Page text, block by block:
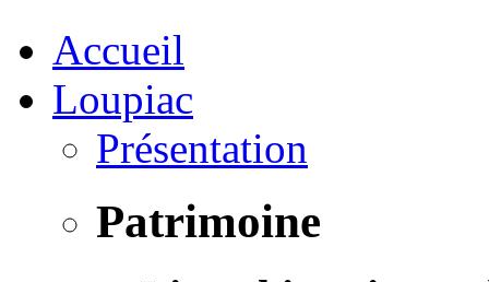
Accueil
Loupiac
Présentation
Patrimoine